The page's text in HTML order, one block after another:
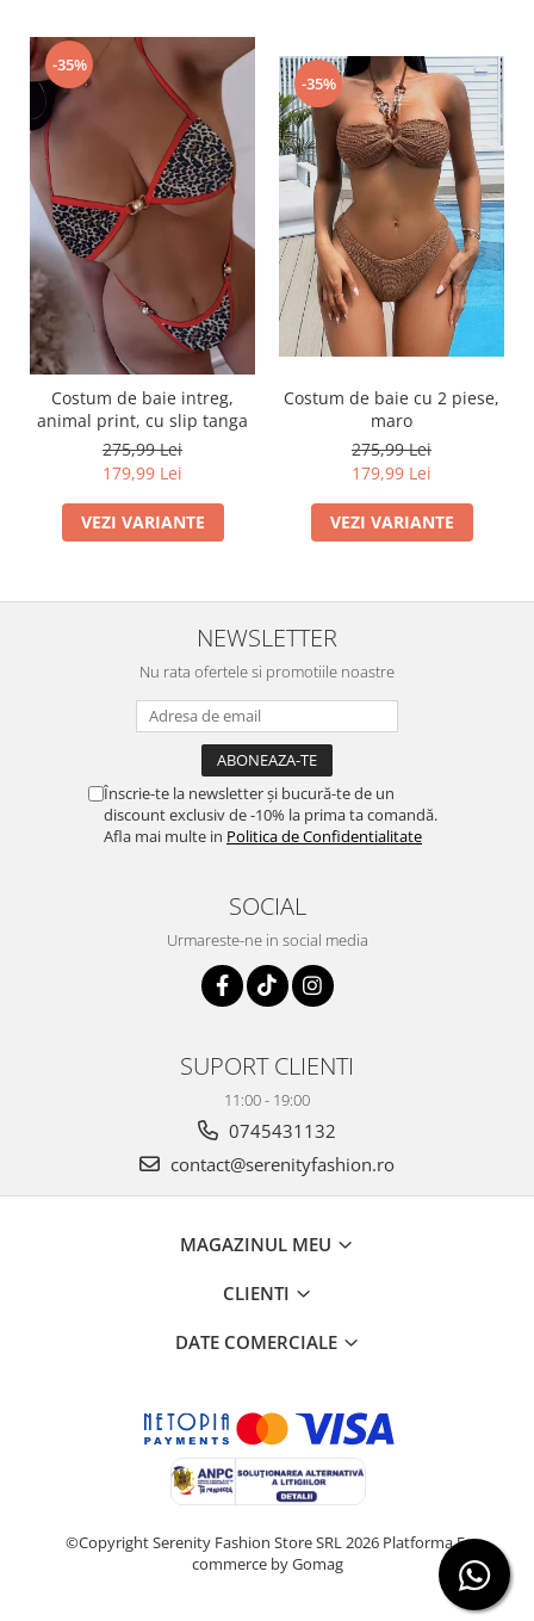
-35%
Costum de baie intreg,
animal print, cu slip tanga
275,99 Lei
179,99 Lei
VEZI VARIANTE
-35%
Costum de baie cu 2 piese,
maro
275,99 Lei
179,99 Lei
VEZI VARIANTE
NEWSLETTER
Nu rata ofertele si promotiile noastre
Înscrie-te la newsletter și bucură-te de un
discount exclusiv de -10% la prima ta comandă.
Afla mai multe in Politica de Confidentialitate
SOCIAL
Urmareste-ne in social media
SUPORT CLIENTI
11:00 - 19:00
0745431132
contact@serenityfashion.ro
MAGAZINUL MEU
CLIENTI
DATE COMERCIALE
©Copyright Serenity Fashion Store SRL 2026 Platforma E-
commerce by Gomag